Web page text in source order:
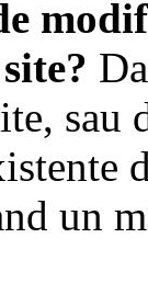
sau
un